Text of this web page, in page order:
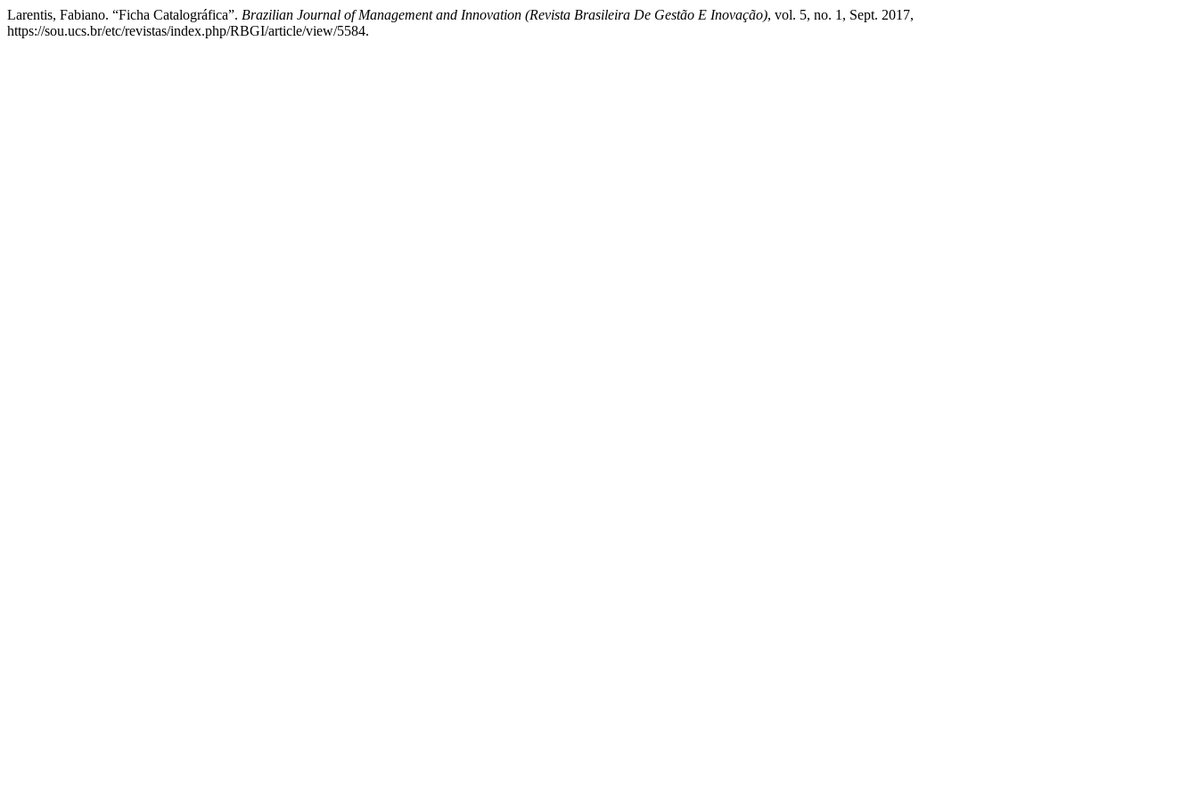
Larentis, Fabiano. “Ficha Catalográfica”. Brazilian Journal of Management and Innovation (Revista Brasileira De Gestão E Inovação), vol. 5, no. 1, Sept. 2017,
https://sou.ucs.br/etc/revistas/index.php/RBGI/article/view/5584.